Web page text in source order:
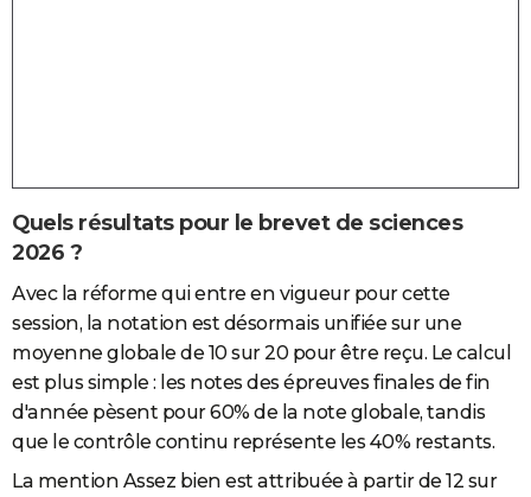
Quels résultats pour le brevet de sciences
2026 ?
Avec la réforme qui entre en vigueur pour cette
session, la notation est désormais unifiée sur une
moyenne globale de 10 sur 20 pour être reçu. Le calcul
est plus simple : les notes des épreuves finales de fin
d'année pèsent pour 60% de la note globale, tandis
que le contrôle continu représente les 40% restants.
La mention Assez bien est attribuée à partir de 12 sur